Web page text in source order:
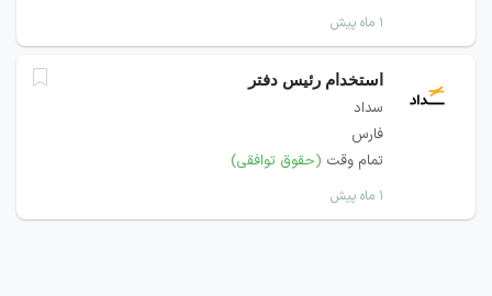
۱ ماه پیش
استخدام رئیس دفتر
سداد
فارس
تمام وقت (حقوق توافقی)
۱ ماه پیش